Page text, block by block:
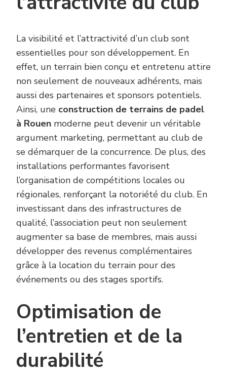
La visibilité et l’attractivité d’un club sont
essentielles pour son développement. En
effet, un terrain bien conçu et entretenu attire
non seulement de nouveaux adhérents, mais
aussi des partenaires et sponsors potentiels.
Ainsi, une construction de terrains de padel
à Rouen moderne peut devenir un véritable
argument marketing, permettant au club de
se démarquer de la concurrence. De plus, des
installations performantes favorisent
l’organisation de compétitions locales ou
régionales, renforçant la notoriété du club. En
investissant dans des infrastructures de
qualité, l’association peut non seulement
augmenter sa base de membres, mais aussi
développer des revenus complémentaires
grâce à la location du terrain pour des
événements ou des stages sportifs.
Optimisation de
l’entretien et de la
durabilité